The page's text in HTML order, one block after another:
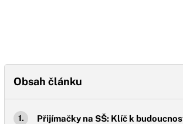
Obsah článku
Přijímačky na SŠ: Klíč k